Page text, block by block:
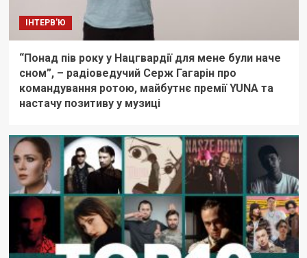
ІНТЕРВ'Ю
“Понад пів року у Нацгвардії для мене були наче
сном”, – радіоведучий Серж Гагарін про
командування ротою, майбутнє премії YUNA та
настачу позитиву у музиці